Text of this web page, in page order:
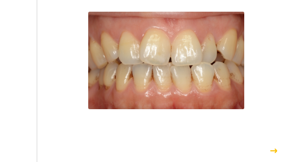
ブレーメン通りのたぶち歯科 TEL:0444116480